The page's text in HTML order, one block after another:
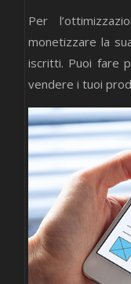
Per
monetizzare la
iscritti. Puoi fare
vendere i tuoi